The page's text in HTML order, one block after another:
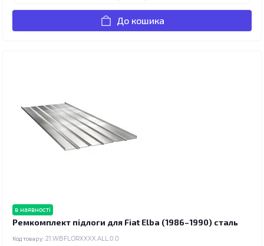
До кошика
в наявності
Ремкомплект підлоги для Fiat Elba (1986–1990) сталь
Код товару: 21.WBFLORXXXX.ALL.0.0